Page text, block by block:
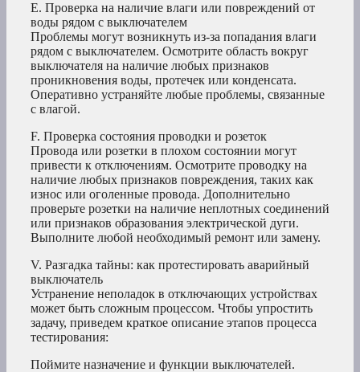
E. Проверка на наличие влаги или повреждений от
воды рядом с выключателем
Проблемы могут возникнуть из-за попадания влаги
рядом с выключателем. Осмотрите область вокруг
выключателя на наличие любых признаков
проникновения воды, протечек или конденсата.
Оперативно устраняйте любые проблемы, связанные
с влагой.
F. Проверка состояния проводки и розеток
Провода или розетки в плохом состоянии могут
привести к отключениям. Осмотрите проводку на
наличие любых признаков повреждения, таких как
износ или оголенные провода. Дополнительно
проверьте розетки на наличие неплотных соединений
или признаков образования электрической дуги.
Выполните любой необходимый ремонт или замену.
V. Разгадка тайны: как протестировать аварийный
выключатель
Устранение неполадок в отключающих устройствах
может быть сложным процессом. Чтобы упростить
задачу, приведем краткое описание этапов процесса
тестирования:
Поймите назначение и функции выключателей.